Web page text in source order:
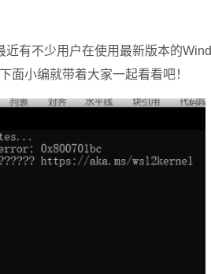
不少用户在使用最新版本的
面小编就带着大家一起看看吧！